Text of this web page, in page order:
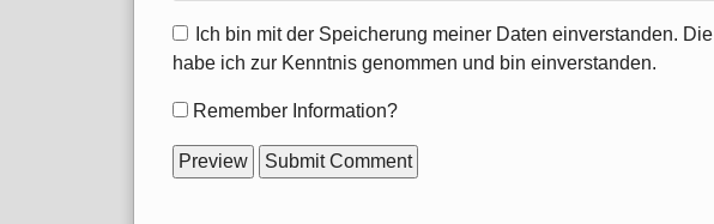
Ich bin mit der Speicherung meiner Daten einverstanden. Die
habe ich zur Kenntnis genommen und bin einverstanden.
FormRemember Information?